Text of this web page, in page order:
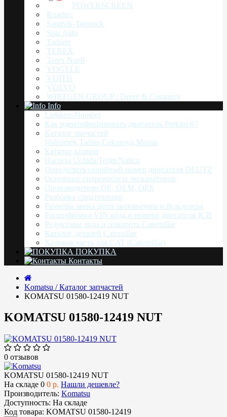
POWERSCREEN
Roadtec
Sandvik-Tamrock
Sisu Auto
Tadano
TEREX
Terex Noell
VOGELE
VOITH
VOLVO
WIRTGEN GROUP / Deere & Company
Info
Liebherr-Number
Как идентифицировать двигатель Perkins®?
Каталог запчастей
Hidromek,Tarsus,Cukurova,Mastas
Каталог кранов
Насоcы Uchida/Teijin/Nabco
Определить серийный номер двигателя DEUTZ
Основные гидронасосы экскаваторов
Производители OE, OEM, OES
Разборка спецтехники
Размеры звена цепи экскаватора и бульдозера
Расшифровка VIN кода и номера двигателя JCB
Редукторы хода и поворота Caterpillar
Каталог деталей Caterpillar
Ходовая часть для CAT (Caterpillar)
ПОКУПКА
Контакты
Komatsu / Каталог запчастей
KOMATSU 01580-12419 NUT
KOMATSU 01580-12419 NUT
0 отзывов
KOMATSU 01580-12419 NUT
На складе 0 0 р. Нашли дешевле?
Производитель: Komatsu
Доступность: На складе
Код товара: KOMATSU 01580-12419